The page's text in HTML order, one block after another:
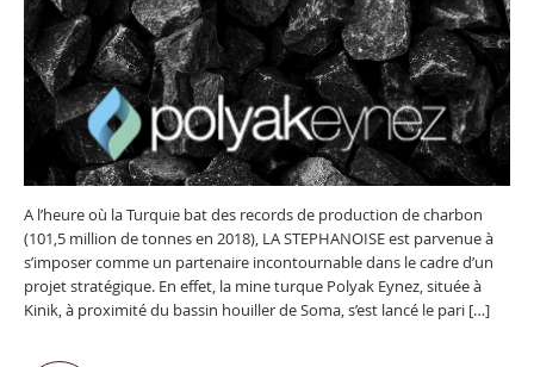
A l’heure où la Turquie bat des records de production de charbon
(101,5 million de tonnes en 2018), LA STEPHANOISE est parvenue à
s’imposer comme un partenaire incontournable dans le cadre d’un
projet stratégique. En effet, la mine turque Polyak Eynez, située à
Kinik, à proximité du bassin houiller de Soma, s’est lancé le pari […]